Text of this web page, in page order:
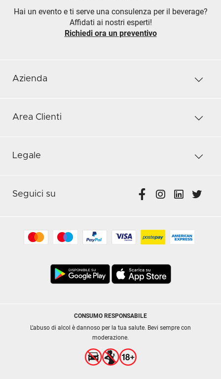
Hai un evento e ti serve una consulenza per il beverage?
Affidati ai nostri esperti!
Richiedi ora un preventivo
Azienda
Area Clienti
Legale
Seguici su
CONSUMO RESPONSABILE
L’abuso di alcol è dannoso per la tua salute. Bevi sempre con
moderazione.